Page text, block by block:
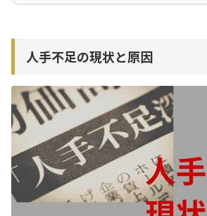
人手不足の現状と原因